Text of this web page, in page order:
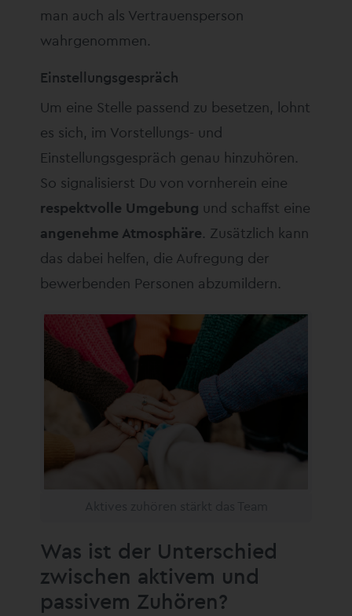
man auch als Vertrauensperson
wahrgenommen.
Einstellungsgespräch
Um eine Stelle passend zu besetzen, lohnt
es sich, im Vorstellungs- und
Einstellungsgespräch genau hinzuhören.
So signalisierst Du von vornherein eine
respektvolle Umgebung und schaffst eine
angenehme Atmosphäre. Zusätzlich kann
das dabei helfen, die Aufregung der
bewerbenden Personen abzumildern.
Was ist der Unterschied
zwischen aktivem und
passivem Zuhören?